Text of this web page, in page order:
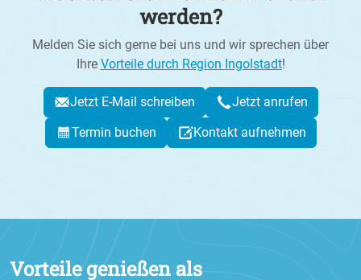
werden?
Melden Sie sich gerne bei uns und wir sprechen über
Ihre Vorteile durch Region Ingolstadt!
Jetzt E-Mail schreiben
Jetzt anrufen
Termin buchen
Kontakt aufnehmen
Vorteile genießen als